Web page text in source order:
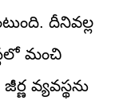
దీనివల్ల
మంచి
వ్యవ‌స్థను